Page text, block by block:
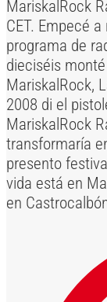
MariskalRock
CET. Empecé
programa de
dieciséis
MariskalRock,
2008 di el
MariskalRock
transformaría
presento
vida está en
en